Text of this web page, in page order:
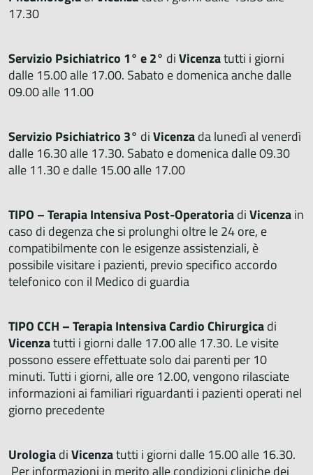
17.30
Servizio Psichiatrico 1° e 2° diVicenzatutti i giorni
dalle 15.00 alle 17.00. Sabato e domenica anche dalle
09.00 alle 11.00
Servizio Psichiatrico 3° diVicenzada lunedì al venerdì
dalle 16.30 alle 17.30. Sabato e domenica dalle 09.30
alle 11.30 e dalle 15.00 alle 17.00
TIPO – Terapia Intensiva Post-OperatoriadiVicenzain
caso di degenza che si prolunghi oltre le 24 ore, e
compatibilmente con le esigenze assistenziali, è
possibile visitare i pazienti, previo specifico accordo
telefonico con il Medico di guardia
TIPO CCH – Terapia Intensiva Cardio Chirurgicadi
Vicenzatutti i giorni dalle 17.00 alle 17.30. Le visite
possono essere effettuate solo dai parenti per 10
minuti. Tutti i giorni, alle ore 12.00, vengono rilasciate
informazioni ai familiari riguardanti i pazienti operati nel
giorno precedente
UrologiadiVicenzatutti i giorni dalle 15.00 alle 16.30.
Per informazioni in merito alle condizioni cliniche dei